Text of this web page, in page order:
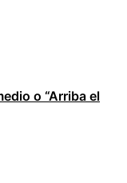
o “Arriba el